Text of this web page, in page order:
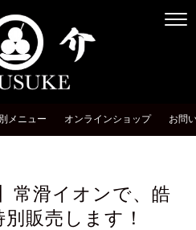
メニュー オンラインショップ お問
常滑イオンで、皓
販売します！